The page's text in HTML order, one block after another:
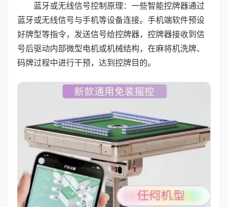
蓝牙或无线信号控制原理：一些智能控牌器通过
蓝牙或无线信号与手机等设备连接。手机端软件预设
好牌型等指令，发送信号给控牌器，控牌器接收到信
号后驱动内部微型电机或机械结构，在麻将机洗牌、
码牌过程中进行干预，达到控牌目的。